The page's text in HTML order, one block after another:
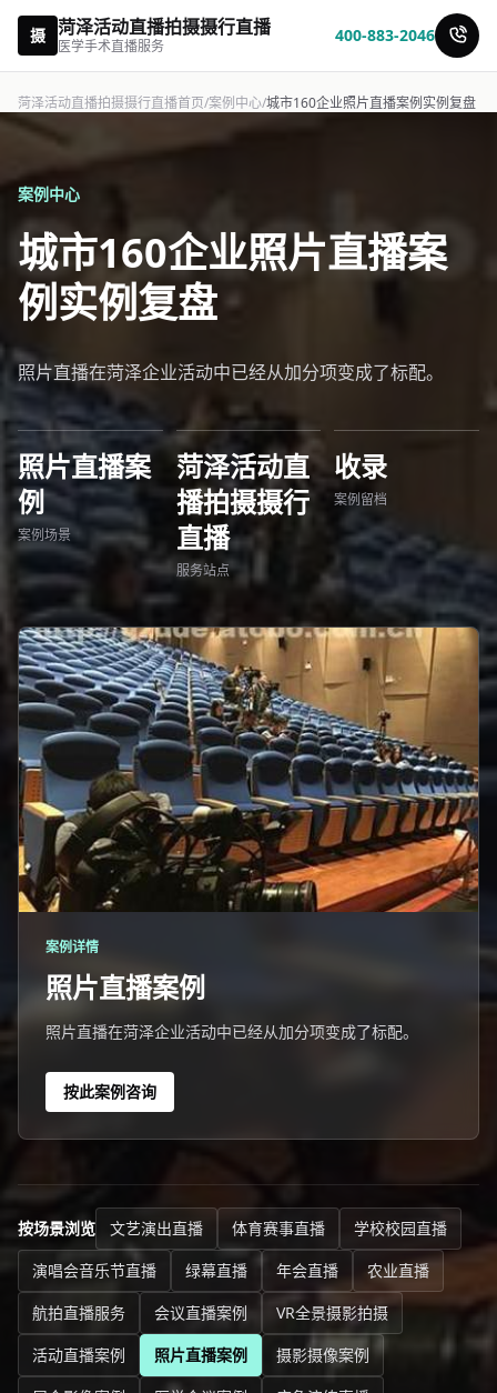
摄 菏泽活动直播拍摄摄行直播
医学手术直播服务
400-883-2046
菏泽活动直播拍摄摄行直播首页/案例中心/城市160企业照片直播案例实例复盘
案例中心
城市160企业照片直播案
例实例复盘
照片直播在菏泽企业活动中已经从加分项变成了标配。
照片直播案
例
案例场景
菏泽活动直
播拍摄摄行
直播
服务站点
收录
案例留档
案例详情
照片直播案例
照片直播在菏泽企业活动中已经从加分项变成了标配。
按此案例咨询
按场景浏览 文艺演出直播 体育赛事直播
学校校园直播
演唱会音乐节直播
绿幕直播 年会直播
农业直播
航拍直播服务
会议直播案例
VR全景摄影拍摄
活动直播案例
照片直播案例
摄影摄像案例